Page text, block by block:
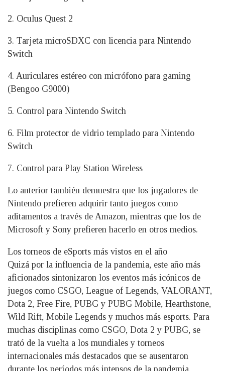
2. Oculus Quest 2
3. Tarjeta microSDXC con licencia para Nintendo
Switch
4. Auriculares estéreo con micrófono para gaming
(Bengoo G9000)
5. Control para Nintendo Switch
6. Film protector de vidrio templado para Nintendo
Switch
7. Control para Play Station Wireless
Lo anterior también demuestra que los jugadores de
Nintendo prefieren adquirir tanto juegos como
aditamentos a través de Amazon, mientras que los de
Microsoft y Sony prefieren hacerlo en otros medios.
Los torneos de eSports más vistos en el año
Quizá por la influencia de la pandemia, este año más
aficionados sintonizaron los eventos más icónicos de
juegos como CSGO, League of Legends, VALORANT,
Dota 2, Free Fire, PUBG y PUBG Mobile, Hearthstone,
Wild Rift, Mobile Legends y muchos más esports. Para
muchas disciplinas como CSGO, Dota 2 y PUBG, se
trató de la vuelta a los mundiales y torneos
internacionales más destacados que se ausentaron